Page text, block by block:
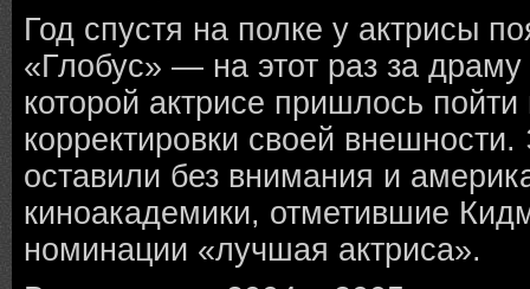
Год спустя на полке у актрисы
«Глобус» — на этот раз за
которой актрисе пришлось
корректировки своей внешности.
оставили без внимания и
киноакадемики, отметившие
номинации «лучшая актриса».